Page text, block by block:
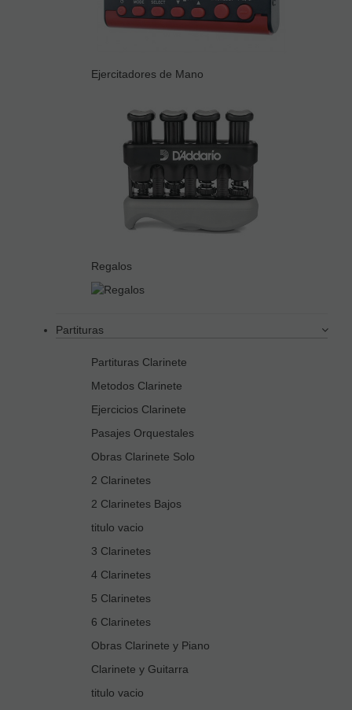
Ejercitadores de Mano
Regalos
Partituras
Partituras Clarinete
Metodos Clarinete
Ejercicios Clarinete
Pasajes Orquestales
Obras Clarinete Solo
2 Clarinetes
2 Clarinetes Bajos
titulo vacio
3 Clarinetes
4 Clarinetes
5 Clarinetes
6 Clarinetes
Obras Clarinete y Piano
Clarinete y Guitarra
titulo vacio